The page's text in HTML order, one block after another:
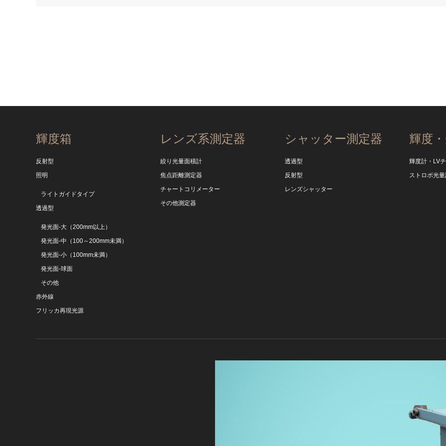
輝度箱
反射型
照明
ライトガイドタイプ
透過型
発光面-大（200mm以上）
発光面-中（100～200mm未満）
発光面-小（100mm未満）
発光面-球面
その他
赤外線
フリッカ再現光源
レンズ系測定器
絞り光量面積計
焦点距離測定器
チャートコリメーター
その他測定器
シャッター測定器
透過型
反射型
レンズシャッター
輝度
輝度計・LV
ストロボ光